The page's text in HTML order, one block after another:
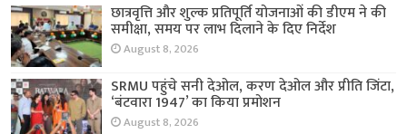
छात्रवृत्ति और शुल्क प्रतिपूर्ति योजनाओं की डीएम ने की
समीक्षा, समय पर लाभ दिलाने के दिए निर्देश
August 8, 2026
SRMU पहुंचे सनी देओल, करण देओल और प्रीति जिंटा,
‘बंटवारा 1947’ का किया प्रमोशन
August 8, 2026